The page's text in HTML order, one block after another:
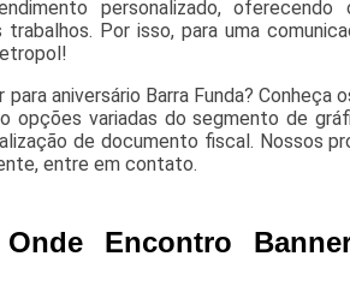
personalizado, oferecendo
Por isso, para uma
aniversário Barra Funda? Conheça
variadas do segmento de
de documento fiscal. Nossos
entre em contato.
Encontro